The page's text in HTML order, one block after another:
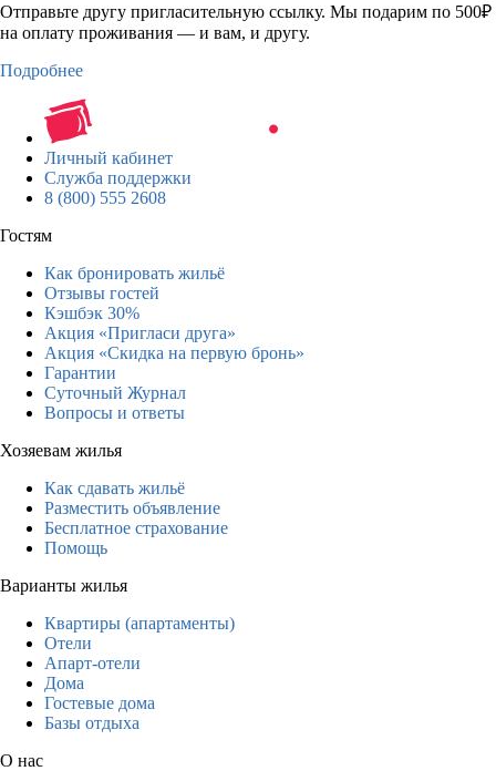
Отправьте другу пригласительную ссылку. Мы подарим по 500₽
на оплату проживания — и вам, и другу.
Подробнее
Личный кабинет
Служба поддержки
8 (800) 555 2608
Гостям
Как бронировать жильё
Отзывы гостей
Кэшбэк 30%
Акция «Пригласи друга»
Акция «Скидка на первую бронь»
Гарантии
Суточный Журнал
Вопросы и ответы
Хозяевам жилья
Как сдавать жильё
Разместить объявление
Бесплатное страхование
Помощь
Варианты жилья
Квартиры (апартаменты)
Отели
Апарт-отели
Дома
Гостевые дома
Базы отдыха
О нас